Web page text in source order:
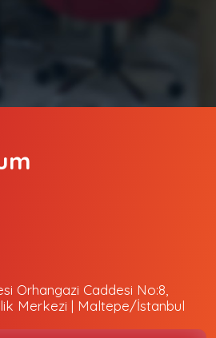
Orhangazi Caddesi No:8,
Merkezi | Maltepe/İstanbul